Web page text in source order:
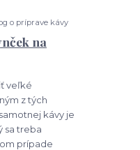
na
o príprave kávy
veľké
z tých
kávy je
sa treba
prípade